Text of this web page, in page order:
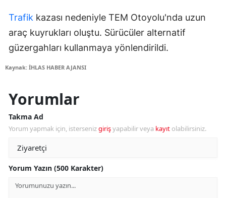
Trafik kazası nedeniyle TEM Otoyolu'nda uzun
araç kuyrukları oluştu. Sürücüler alternatif
güzergahları kullanmaya yönlendirildi.
Kaynak: İHLAS HABER AJANSI
Yorumlar
Takma Ad
Yorum yapmak için, istersenizgirişyapabilir veya kayıt olabilirsiniz.
Yorum Yazın (500 Karakter)